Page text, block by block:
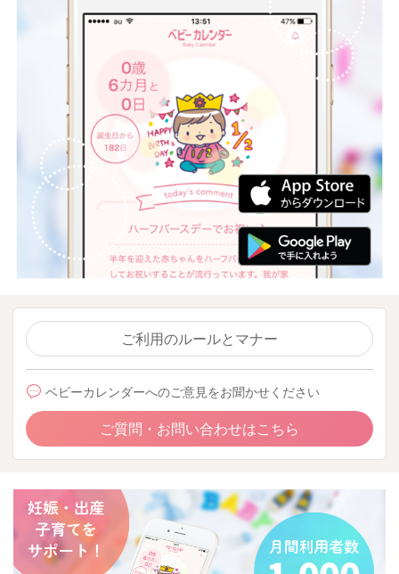
ご利用のルールとマナー
ベビーカレンダーへのご意見をお聞かせください
ご質問・お問い合わせはこちら